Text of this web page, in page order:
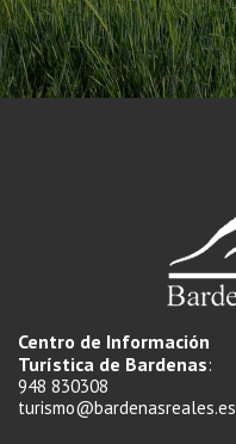
Centro de Información
Turística de Bardenas:
948 830308
turismo@bardenasreales.es